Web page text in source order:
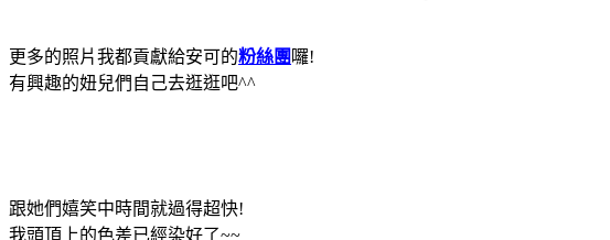
更多的照片我都貢獻給安可的粉絲團 囉!
有興趣的妞兒們自己去逛逛吧^^
跟她們嬉笑中時間就過得超快!
我頭頂上的色差已經染好了~~